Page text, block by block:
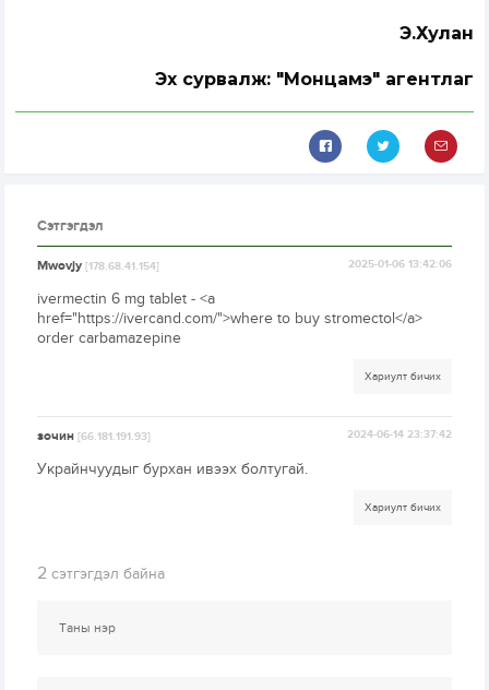
Э.Хулан
Эх сурвалж: "Монцамэ" агентлаг
Сэтгэгдэл
Mwovjy[178.68.41.154] 2025-01-06 13:42:06
ivermectin 6 mg tablet - <a
href="https://ivercand.com/">where to buy stromectol</a>
order carbamazepine
Хариулт бичих
зочин[66.181.191.93] 2024-06-14 23:37:42
Украйнчуудыг бурхан ивээх болтугай.
Хариулт бичих
2 сэтгэгдэл байна